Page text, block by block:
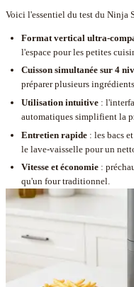
Voici l'essentiel du test du Ninja
Format vertical ultra-
l'espace pour les petites
Cuisson simultanée sur 4
préparer plusieurs
Utilisation intuitive :
automatiques simplifient la
Entretien rapide : les bacs
le lave-vaisselle pour un
Vitesse et économie :
qu'un four traditionnel.